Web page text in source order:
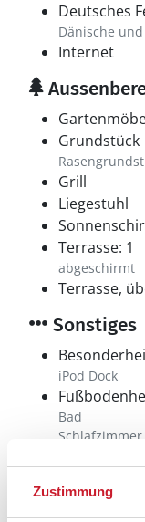
Zustimmung
Deutsches
Dänische
Internet
Grundstück
Grill
Liegestuhl
Terrasse: 1
abgeschirmt
Terrasse,
Sonstiges
iPod Dock
Bad
Schlafzimmer